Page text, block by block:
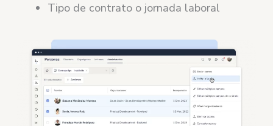
Tipo de contrato o jornada laboral